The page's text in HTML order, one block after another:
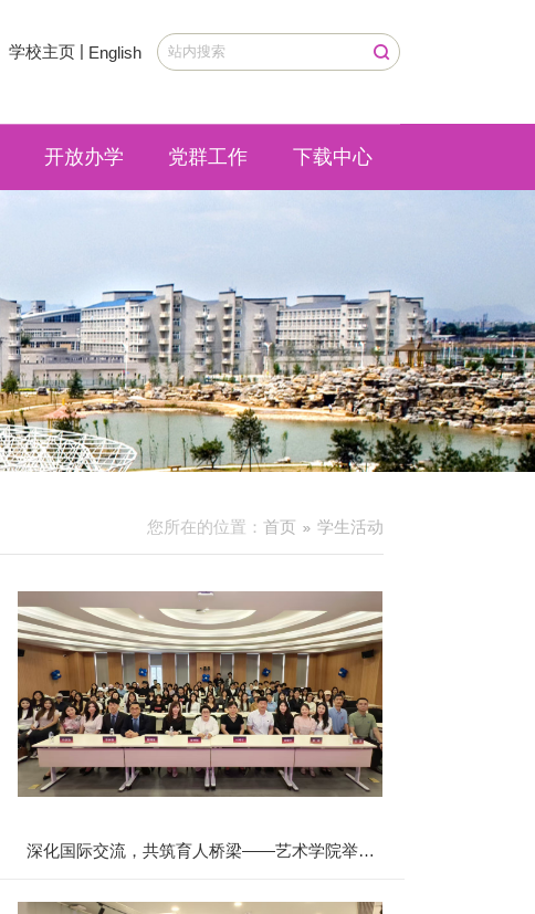
学校主页 | English
开放办学 党群工作 下载中心
您所在的位置： 首页 学生活动
深化国际交流，共筑育人桥梁——艺术学院举办